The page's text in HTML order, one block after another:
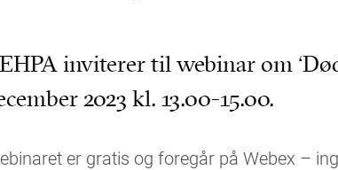
inviterer til webinar om
2023 kl. 13.00-15.00.
er gratis og foregår på Webex –